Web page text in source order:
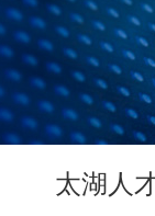
太湖人